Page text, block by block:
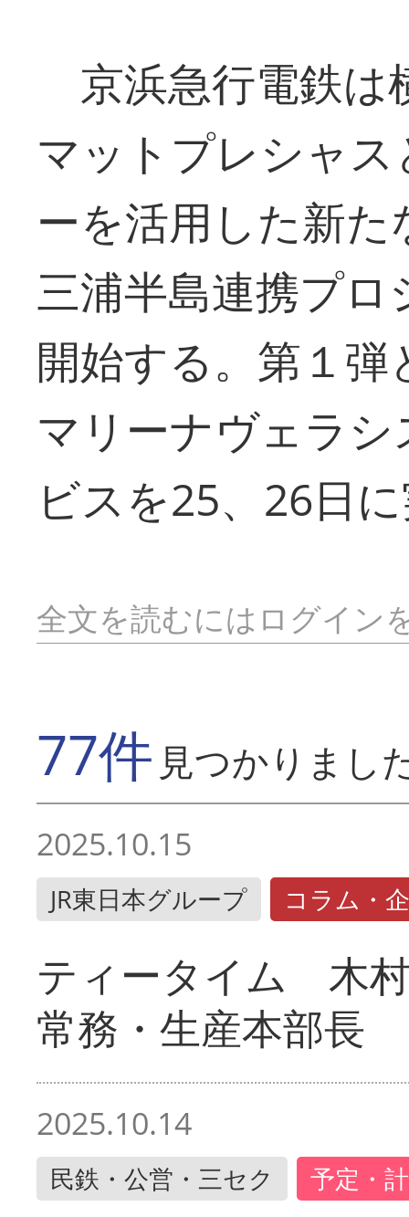
京浜急行電鉄は
マットプレシャ
ーを活用した新
三浦半島連携プ
開始する。第１
マリーナヴェラ
ビスを25、26日
全文を読むにはログイン
77件 見つかりまし
2025.10.15
JR東日本グループ コラム・
ティータイム 木
常務・生産本部長
2025.10.14
民鉄・公営・三セク 予定・